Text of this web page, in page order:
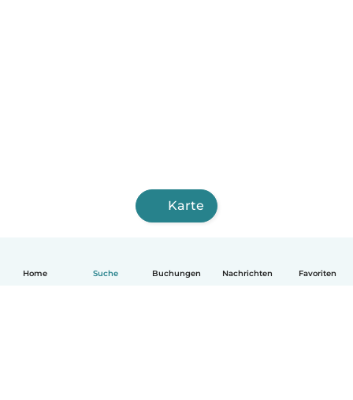
Home Suche Buchungen Nachrichten Favoriten
Karte